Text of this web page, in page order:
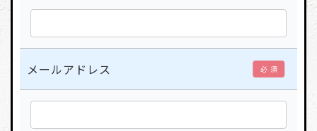
メールアドレス 必 須